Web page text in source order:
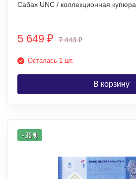
Сабах UNC / коллекционная купюра
5 649 ₽ 7 443₽
Осталась 1 шт.
В корзину
- 30 %